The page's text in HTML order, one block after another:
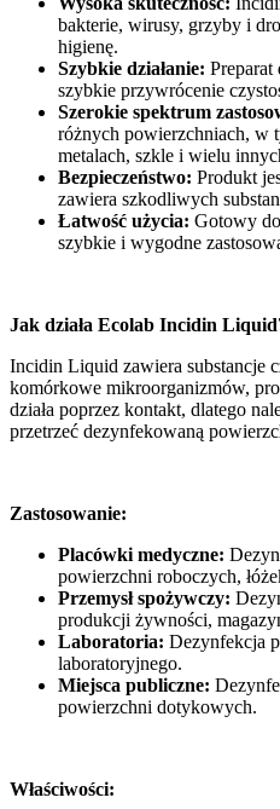
bakterie, wirusy, grzyby i
higienę.
Szybkie działanie: Preparat
szybkie przywrócenie
Szerokie spektrum
różnych powierzchniach, w
metalach, szkle i wielu
Bezpieczeństwo: Produkt
zawiera szkodliwych
Łatwość użycia: Gotowy
szybkie i wygodne
Jak działa Ecolab Incidin
Incidin Liquid zawiera substancje
komórkowe mikroorganizmów,
działa poprzez kontakt, dlatego
przetrzeć dezynfekowaną
Zastosowanie:
Placówki medyczne:
powierzchni roboczych,
Przemysł spożywczy:
produkcji żywności,
Laboratoria: Dezynfekcja
laboratoryjnego.
Miejsca publiczne:
powierzchni dotykowych.
Właściwości: